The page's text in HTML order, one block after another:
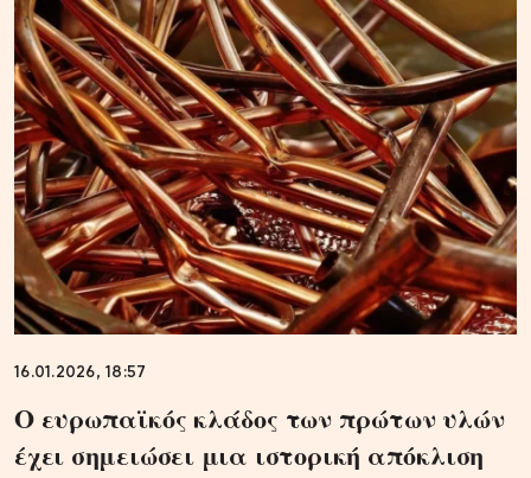
16.01.2026, 18:57
Ο ευρωπαϊκός κλάδος των πρώτων υλών
έχει σημειώσει μια ιστορική απόκλιση